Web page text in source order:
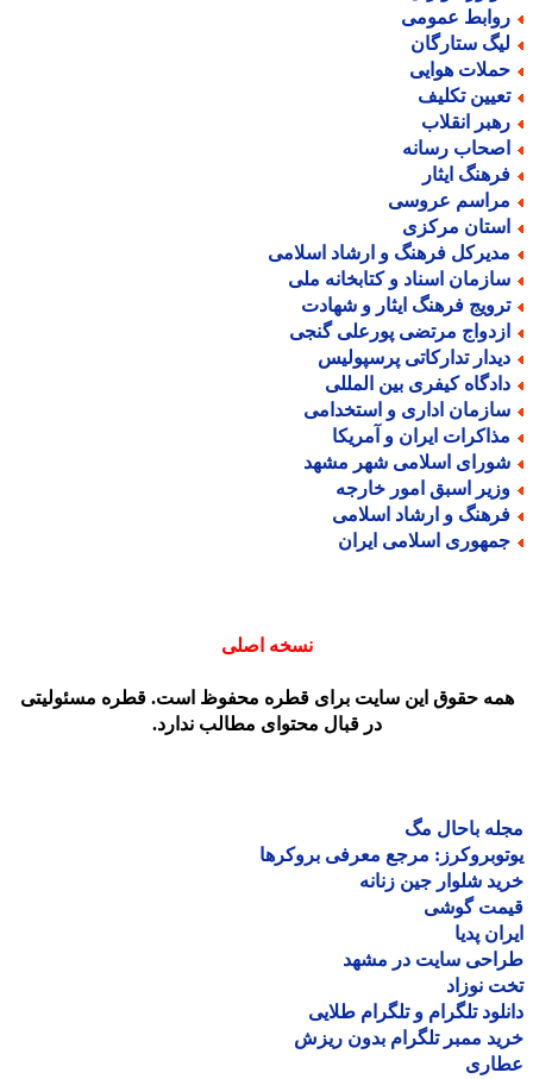
عمومی
ستارگان
هوایی
تکلیف
انقلاب
رسانه
ایثار
عروسی
مرکزی
فرهنگ و ارشاد اسلامی
اسناد و کتابخانه ملی
فرهنگ ایثار و شهادت
مرتضی پورعلی گنجی
تدارکاتی پرسپولیس
کیفری بین المللی
اداری و استخدامی
ایران و آمریکا
اسلامی شهر مشهد
اسبق امور خارجه
و ارشاد اسلامی
اسلامی ایران
نسخه اصلی
حقوق این سایت برای قطره محفوظ است. قطره مسئولیتی
در قبال محتوای مطالب ندارد.
باحال مگ
مرجع معرفی بروکرها
شلوار جین زنانه
گوشی
پدیا
سایت در مشهد
نوزاد
تلگرام و تلگرام طلایی
ممبر تلگرام بدون ریزش